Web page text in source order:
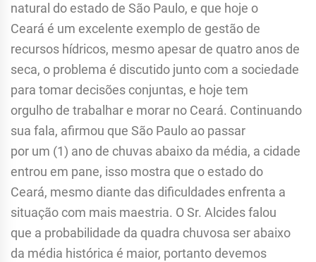
natural do estado de São Paulo, e que hoje o
Ceará é um excelente exemplo de gestão de
recursos hídricos, mesmo apesar de quatro anos de
seca, o problema é discutido junto com a sociedade
para tomar decisões conjuntas, e hoje tem
orgulho de trabalhar e morar no Ceará. Continuando
sua fala, afirmou que São Paulo ao passar
por um (1) ano de chuvas abaixo da média, a cidade
entrou em pane, isso mostra que o estado do
Ceará, mesmo diante das dificuldades enfrenta a
situação com mais maestria. O Sr. Alcides falou
que a probabilidade da quadra chuvosa ser abaixo
da média histórica é maior, portanto devemos